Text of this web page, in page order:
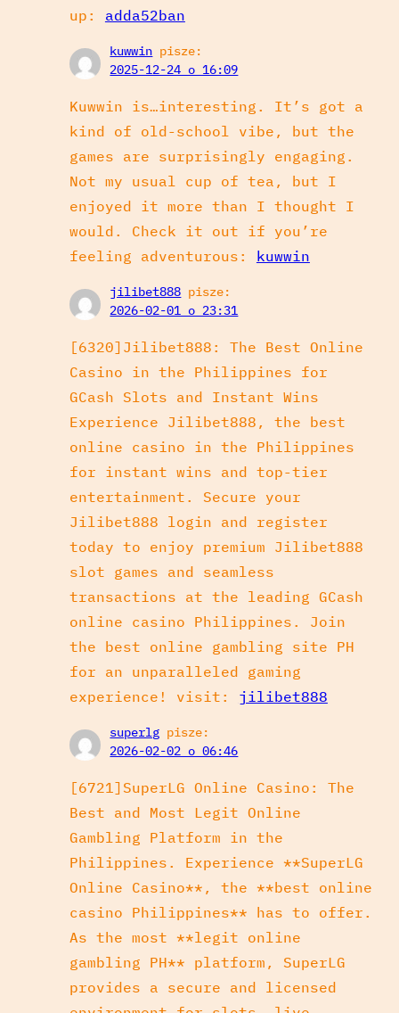
up: adda52ban
kuwwin pisze:
2025-12-24 o 16:09
Kuwwin is…interesting. It’s got a
kind of old-school vibe, but the
games are surprisingly engaging.
Not my usual cup of tea, but I
enjoyed it more than I thought I
would. Check it out if you’re
feeling adventurous: kuwwin
jilibet888 pisze:
2026-02-01 o 23:31
[6320]Jilibet888: The Best Online
Casino in the Philippines for
GCash Slots and Instant Wins
Experience Jilibet888, the best
online casino in the Philippines
for instant wins and top-tier
entertainment. Secure your
Jilibet888 login and register
today to enjoy premium Jilibet888
slot games and seamless
transactions at the leading GCash
online casino Philippines. Join
the best online gambling site PH
for an unparalleled gaming
experience! visit: jilibet888
superlg pisze:
2026-02-02 o 06:46
[6721]SuperLG Online Casino: The
Best and Most Legit Online
Gambling Platform in the
Philippines. Experience **SuperLG
Online Casino**, the **best online
casino Philippines** has to offer.
As the most **legit online
gambling PH** platform, SuperLG
provides a secure and licensed